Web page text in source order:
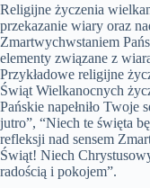
Religijne życzenia
przekazanie wiary oraz
Zmartwychwstaniem
elementy związane z
Przykładowe religijne
Świąt Wielkanocnych
Pańskie napełniło Twoje
jutro”, “Niech te święta
refleksji nad sensem
Świąt! Niech
radością i pokojem”.